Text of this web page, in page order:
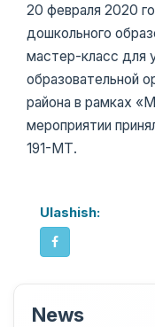
20 февраля 2020
дошкольного
мастер-класс для
образовательной
района в рамках
мероприятии
191-МТ.
Ulashish:
News